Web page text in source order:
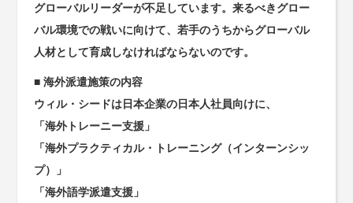
グローバルリーダーが不足しています。来るべきグロー
バル環境での戦いに向けて、若手のうちからグローバル
人材として育成しなければならないのです。
■ 海外派遣施策の内容
ウィル・シードは日本企業の日本人社員向けに、
「海外トレーニー支援」
「海外プラクティカル・トレーニング（インターンシッ
プ）」
「海外語学派遣支援」